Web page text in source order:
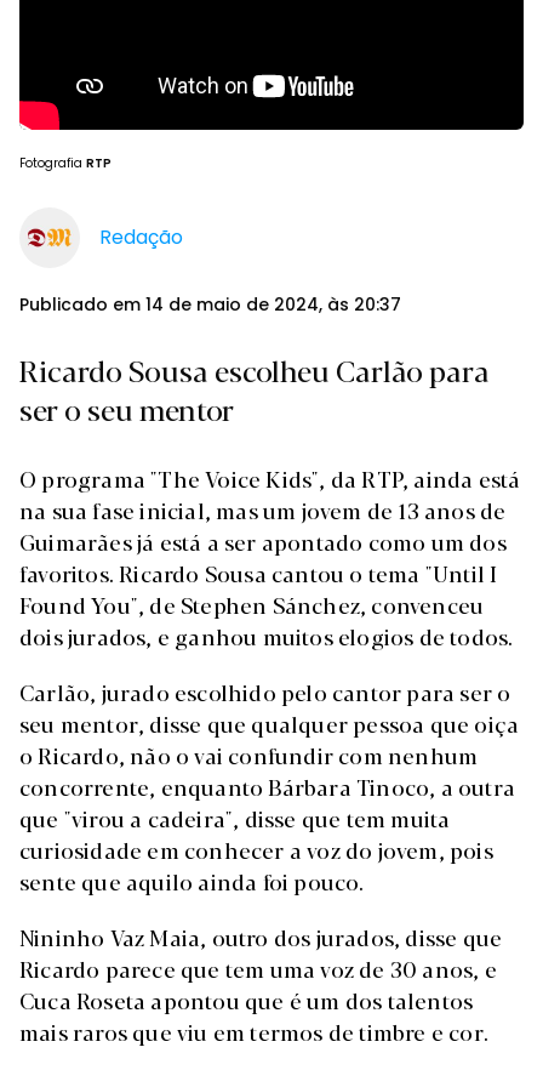
Fotografia RTP
Redação
Publicado em 14 de maio de 2024, às 20:37
Ricardo Sousa escolheu Carlão para
ser o seu mentor
O programa "The Voice Kids", da RTP, ainda está
na sua fase inicial, mas um jovem de 13 anos de
Guimarães já está a ser apontado como um dos
favoritos. Ricardo Sousa cantou o tema "Until I
Found You", de Stephen Sánchez, convenceu
dois jurados, e ganhou muitos elogios de todos.
Carlão, jurado escolhido pelo cantor para ser o
seu mentor, disse que qualquer pessoa que oiça
o Ricardo, não o vai confundir com nenhum
concorrente, enquanto Bárbara Tinoco, a outra
que "virou a cadeira", disse que tem muita
curiosidade em conhecer a voz do jovem, pois
sente que aquilo ainda foi pouco.
Nininho Vaz Maia, outro dos jurados, disse que
Ricardo parece que tem uma voz de 30 anos, e
Cuca Roseta apontou que é um dos talentos
mais raros que viu em termos de timbre e cor.